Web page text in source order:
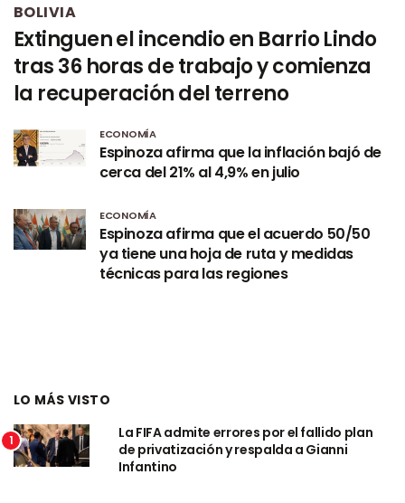
BOLIVIA
Extinguen el incendio en Barrio Lindo
tras 36 horas de trabajo y comienza
la recuperación del terreno
ECONOMÍA
Espinoza afirma que la inflación bajó de
cerca del 21% al 4,9% en julio
ECONOMÍA
Espinoza afirma que el acuerdo 50/50
ya tiene una hoja de ruta y medidas
técnicas para las regiones
LO MÁS VISTO
1
La FIFA admite errores por el fallido plan
de privatización y respalda a Gianni
Infantino